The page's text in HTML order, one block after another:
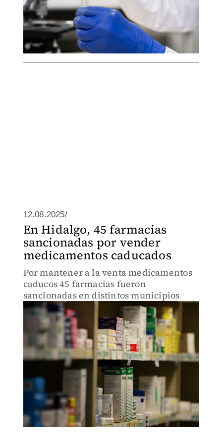
12.08.2025/
En Hidalgo, 45 farmacias
sancionadas por vender
medicamentos caducados
Por mantener a la venta medicamentos
caducos 45 farmacias fueron
sancionadas en distintos municipios